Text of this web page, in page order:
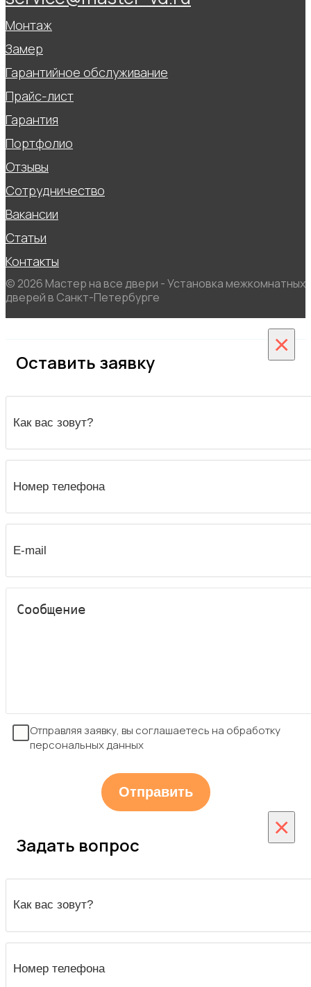
Монтаж
Замер
Гарантийное обслуживание
Прайс-лист
Гарантия
Портфолио
Отзывы
Сотрудничество
Вакансии
Статьи
Контакты
© 2026 Мастер на все двери - Установка межкомнатных
дверей в Санкт-Петербурге
×
Оставить заявку
Отправляя заявку, вы соглашаетесь на обработку
персональных данных
×
Задать вопрос